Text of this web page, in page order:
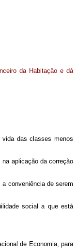
da Habitação e dá
das classes menos
aplicação da correção
conveniência de serem
social a que está
de Economia, para